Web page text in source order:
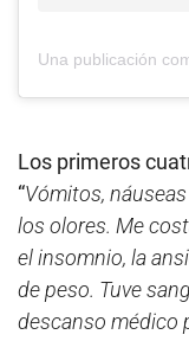
Los primeros
“Vómitos,
los olores. Me
el insomnio, la
de peso. Tuve
descanso médico